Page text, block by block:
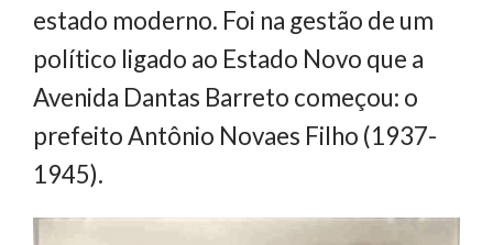
estado moderno. Foi na gestão de um
político ligado ao Estado Novo que a
Avenida Dantas Barreto começou: o
prefeito Antônio Novaes Filho (1937-
1945).